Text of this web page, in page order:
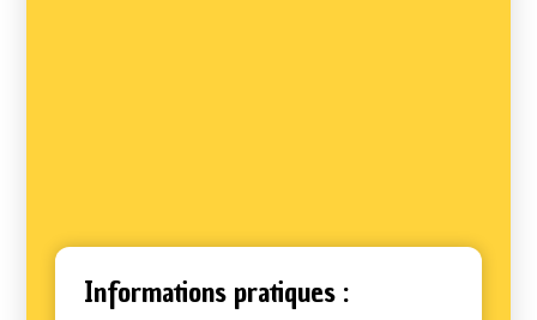
Informations pratiques :